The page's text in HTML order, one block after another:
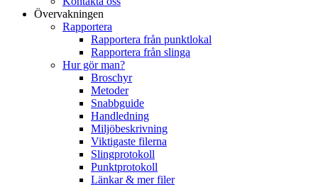
Övervakningen
Rapportera
Rapportera från punktlokal
Rapportera från slinga
Hur gör man?
Broschyr
Metoder
Snabbguide
Handledning
Miljöbeskrivning
Viktigaste filerna
Slingprotokoll
Punktprotokoll
Länkar & mer filer